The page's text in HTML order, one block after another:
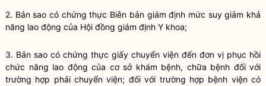
2. Bản sao có chứng thực Biên bản giám định mức suy giảm khả
năng lao động của Hội đồng giám định Y khoa;
3. Bản sao có chứng thực giấy chuyển viện đến đơn vị phục hồi
chức năng lao động của cơ sở khám bệnh, chữa bệnh đối với
trường hợp phải chuyển viện; đối với trường hợp bệnh viện có